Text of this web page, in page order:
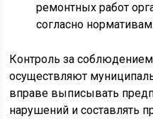
ремонтных работ
согласно нормативам.
Контроль за
осуществляют
вправе выписывать
нарушений и составлять